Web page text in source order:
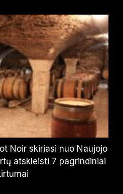
Noir skiriasi nuo Naujojo
atskleisti 7 pagrindiniai